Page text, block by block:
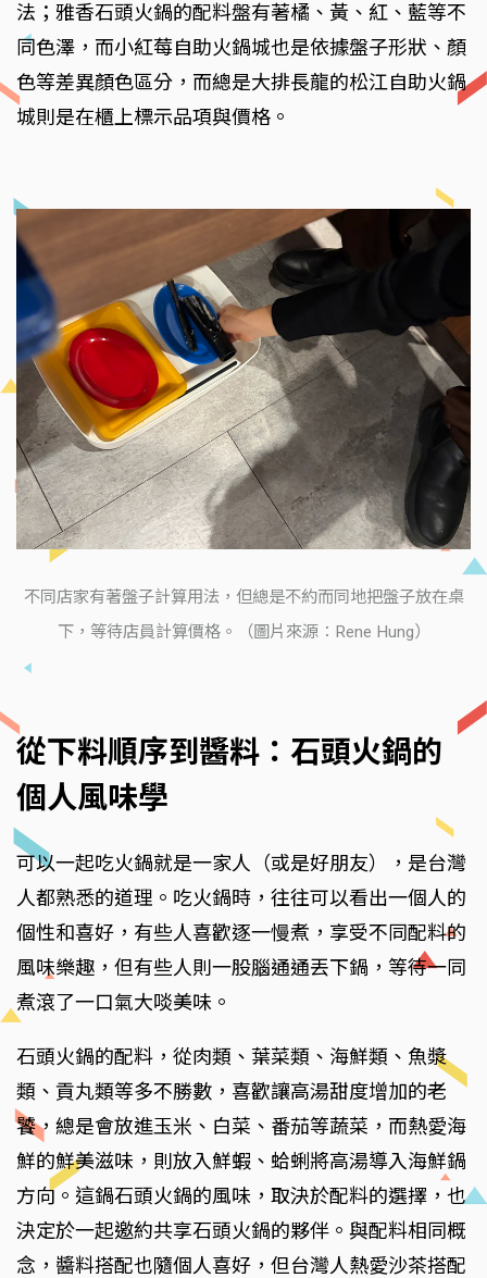
法；雅香石頭火鍋的配料盤有著橘、黃、紅、藍等不
同色澤，而小紅莓自助火鍋城也是依據盤子形狀、顏
色等差異顏色區分，而總是大排長龍的松江自助火鍋
城則是在櫃上標示品項與價格。
不同店家有著盤子計算用法，但總是不約而同地把盤子放在桌
下，等待店員計算價格。（圖片來源：Rene Hung）
從下料順序到醬料：石頭火鍋的
個人風味學
可以一起吃火鍋就是一家人（或是好朋友），是台灣
人都熟悉的道理。吃火鍋時，往往可以看出一個人的
個性和喜好，有些人喜歡逐一慢煮，享受不同配料的
風味樂趣，但有些人則一股腦通通丟下鍋，等待一同
煮滾了一口氣大啖美味。
石頭火鍋的配料，從肉類、葉菜類、海鮮類、魚漿
類、貢丸類等多不勝數，喜歡讓高湯甜度增加的老
饕，總是會放進玉米、白菜、番茄等蔬菜，而熱愛海
鮮的鮮美滋味，則放入鮮蝦、蛤蜊將高湯導入海鮮鍋
方向。這鍋石頭火鍋的風味，取決於配料的選擇，也
決定於一起邀約共享石頭火鍋的夥伴。與配料相同概
念，醬料搭配也隨個人喜好，但台灣人熱愛沙茶搭配